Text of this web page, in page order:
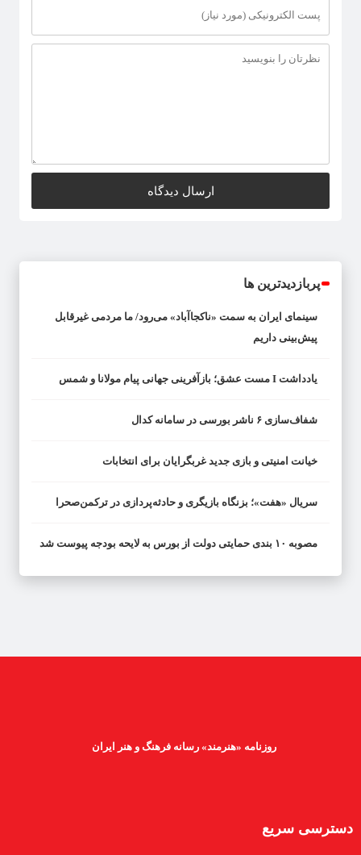
پربازدیدترین ها
سینمای ایران به سمت «ناکجاآباد» می‌رود/ ما مردمی غیرقابل
پیش‌بینی داریم
یادداشت I مست عشق؛ بازآفرینی جهانی پیام مولانا و شمس
شفاف‌سازی ۶ ناشر بورسی در سامانه کدال
خیانت امنیتی و بازی جدید غربگرایان برای انتخابات
سریال «هفت»؛ بزنگاه بازیگری و حادثه‌پردازی در ترکمن‌صحرا
مصوبه ۱۰ بندی حمایتی دولت از بورس به لایحه بودجه پیوست شد
روزنامه «هنرمند» رسانه فرهنگ و هنر ایران
دسترسی سریع